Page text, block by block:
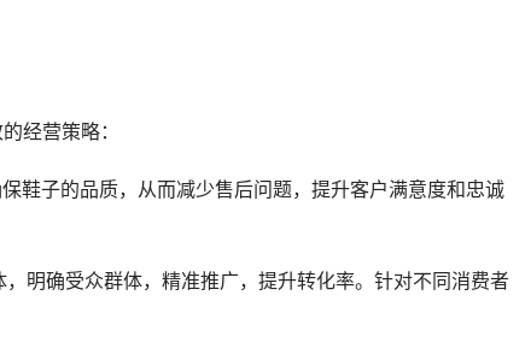
经营策略：
鞋子的品质，从而减少售后问题，提升客户满意度和忠诚
明确受众群体，精准推广，提升转化率。针对不同消费者